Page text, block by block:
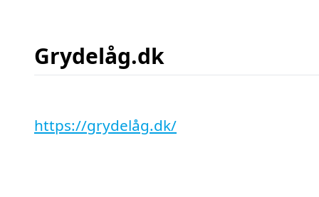
Grydelåg.dk
https://grydelåg.dk/